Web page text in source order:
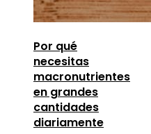
Por qué
necesitas
macronutrientes
en grandes
cantidades
diariamente